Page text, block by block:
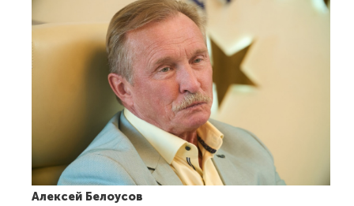
Алексей Белоусов